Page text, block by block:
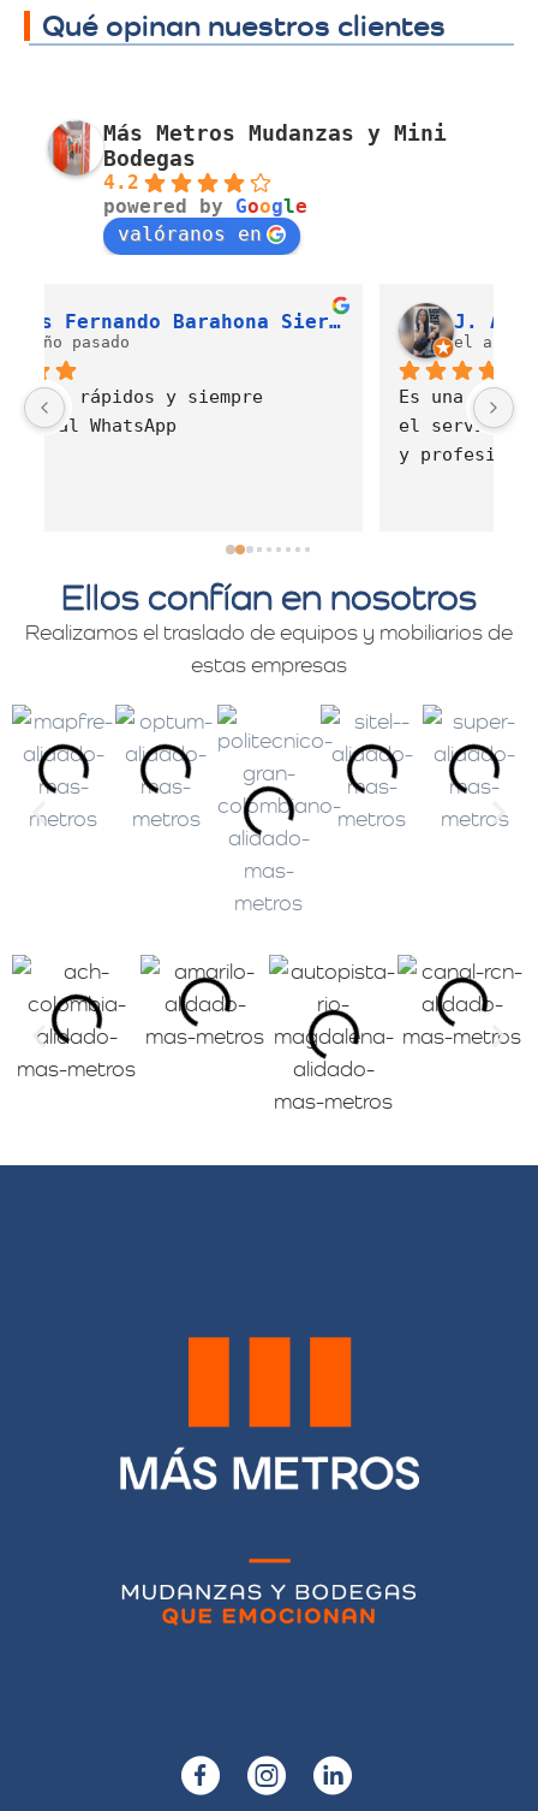
Qué opinan nuestros clientes
Más Metros Mudanzas y Mini
Bodegas
4.2
powered by Google
valóranos en
J. Alexandra Cortés H.
el año pasado
Es una empresa muy comprometida con
el servicio de mudanzas con calidad
Ellos confían en nosotros
Realizamos el traslado de equipos y mobiliarios de
estas empresas